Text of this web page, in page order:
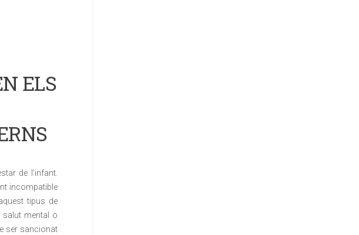
ELS
de l’infant.
incompatible
tipus de
salut mental o
ser sancionat